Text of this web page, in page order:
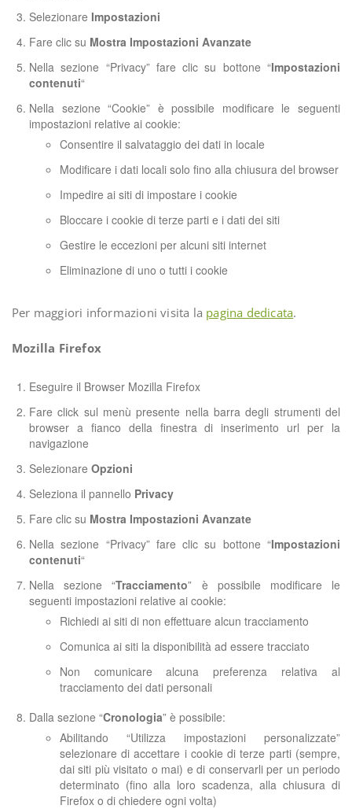
Selezionare Impostazioni
Fare clic su Mostra Impostazioni Avanzate
Nella sezione “Privacy” fare clic su bottone “Impostazioni
contenuti“
Nella sezione “Cookie” è possibile modificare le seguenti
impostazioni relative ai cookie:
Consentire il salvataggio dei dati in locale
Modificare i dati locali solo fino alla chiusura del browser
Impedire ai siti di impostare i cookie
Bloccare i cookie di terze parti e i dati dei siti
Gestire le eccezioni per alcuni siti internet
Eliminazione di uno o tutti i cookie
Per maggiori informazioni visita la pagina dedicata.
Mozilla Firefox
Eseguire il Browser Mozilla Firefox
Fare click sul menù presente nella barra degli strumenti del
browser a fianco della finestra di inserimento url per la
navigazione
Selezionare Opzioni
Seleziona il pannello Privacy
Fare clic su Mostra Impostazioni Avanzate
Nella sezione “Privacy” fare clic su bottone “Impostazioni
contenuti“
Nella sezione “Tracciamento” è possibile modificare le
seguenti impostazioni relative ai cookie:
Richiedi ai siti di non effettuare alcun tracciamento
Comunica ai siti la disponibilità ad essere tracciato
Non comunicare alcuna preferenza relativa al
tracciamento dei dati personali
Dalla sezione “Cronologia” è possibile:
Abilitando “Utilizza impostazioni personalizzate”
selezionare di accettare i cookie di terze parti (sempre,
dai siti più visitato o mai) e di conservarli per un periodo
determinato (fino alla loro scadenza, alla chiusura di
Firefox o di chiedere ogni volta)